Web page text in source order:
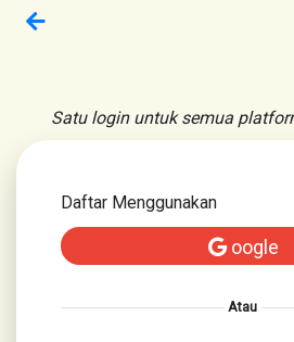
Satu login untuk semua
Daftar Menggunakan
oogle
Atau